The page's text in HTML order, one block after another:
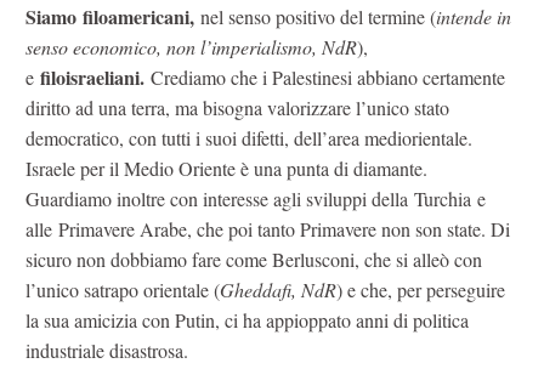
Siamo filoamericani, nel senso positivo del termine (intende in
senso economico, non l’imperialismo, NdR),
e filoisraeliani. Crediamo che i Palestinesi abbiano certamente
diritto ad una terra, ma bisogna valorizzare l’unico stato
democratico, con tutti i suoi difetti, dell’area mediorientale.
Israele per il Medio Oriente è una punta di diamante.
Guardiamo inoltre con interesse agli sviluppi della Turchia e
alle Primavere Arabe, che poi tanto Primavere non son state. Di
sicuro non dobbiamo fare come Berlusconi, che si alleò con
l’unico satrapo orientale (Gheddafi, NdR) e che, per perseguire
la sua amicizia con Putin, ci ha appioppato anni di politica
industriale disastrosa.